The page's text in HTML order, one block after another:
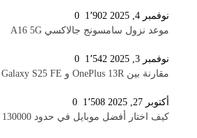
نوفمبر 4, 2025 1٬902
موعد نزول سامسونج جالاكسي A16 5G
نوفمبر 3, 2025 1٬542
مقارنة بين OnePlus 13R و Galaxy S25 FE
أكتوبر 27, 2025 1٬508
كيف اختار أفضل موبايل في حدود 130000 دينار